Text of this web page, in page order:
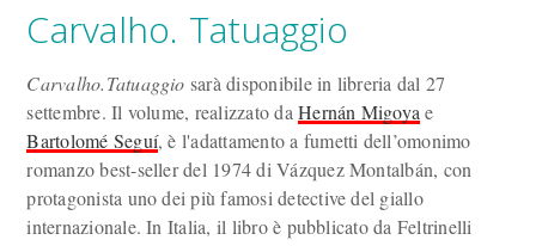
Carvalho. Tatuaggio
Carvalho.Tatuaggio sarà disponibile in libreria dal 27
settembre. Il volume, realizzato daHernán Migoya e
Bartolomé Seguí, è l'adattamento a fumetti dell’omonimo
romanzo best-seller del 1974 di Vázquez Montalbán, con
protagonista uno dei più famosi detective del giallo
internazionale. In Italia, il libro è pubblicato da Feltrinelli